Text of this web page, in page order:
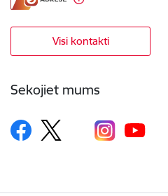
Visi kontakti
Sekojiet mums